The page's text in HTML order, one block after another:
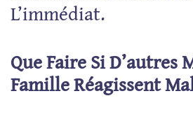
L’immédiat.
Que Faire Si D’autres
Famille Réagissent